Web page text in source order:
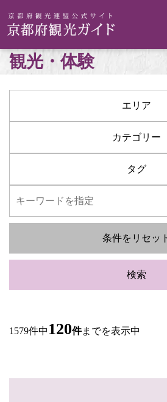
観光・体験
エリア
カテゴリー
タグ
条件をリセッ
検索
1579件中 120件までを表示中